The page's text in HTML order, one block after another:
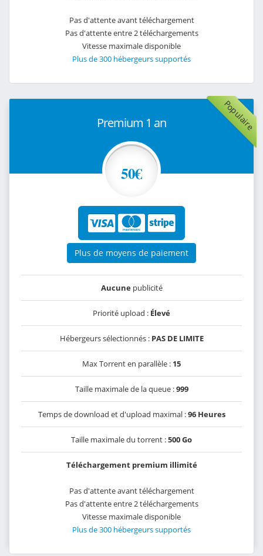
Pas d'attente avant téléchargement
Pas d'attente entre 2 téléchargements
Vitesse maximale disponible
Plus de 300 hébergeurs supportés
Populaire
Premium 1 an
50€
Plus de moyens de paiement
Aucunepublicité
Priorité upload : Élevé
Hébergeurs sélectionnés : PAS DE LIMITE
Max Torrent en parallèle : 15
Taille maximale de la queue :999
Temps de download et d'upload maximal :96 Heures
Taille maximale du torrent :500 Go
Téléchargement premium illimité
Pas d'attente avant téléchargement
Pas d'attente entre 2 téléchargements
Vitesse maximale disponible
Plus de 300 hébergeurs supportés